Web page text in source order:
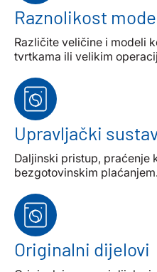
Raznolikost
Različite veličine i modeli
tvrtkama ili velikim
Upravljački
Daljinski pristup, praćenje
bezgotovinskim plaćanjem.
Originalni dijelovi